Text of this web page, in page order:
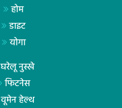
होम
डाइट
योगा
घरेलू नुस्खे
फिटनेस
वूमेन हेल्थ